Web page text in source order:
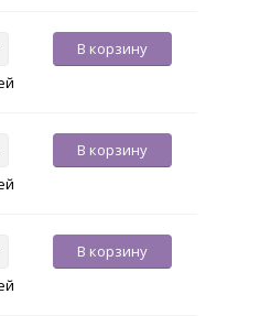
В корзину
В корзину
В корзину